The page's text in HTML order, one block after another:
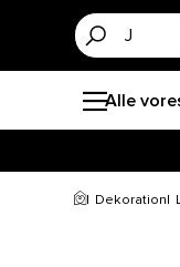
Alle
Dekoration